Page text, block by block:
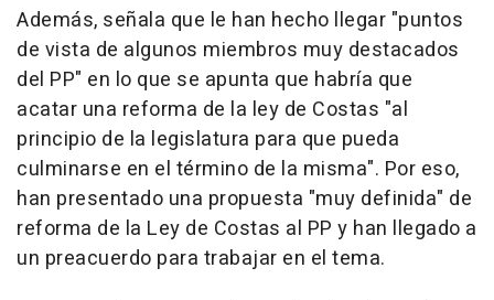
Además, señala que le han hecho llegar "puntos
de vista de algunos miembros muy destacados
del PP" en lo que se apunta que habría que
acatar una reforma de la ley de Costas "al
principio de la legislatura para que pueda
culminarse en el término de la misma". Por eso,
han presentado una propuesta "muy definida" de
reforma de la Ley de Costas al PP y han llegado a
un preacuerdo para trabajar en el tema.